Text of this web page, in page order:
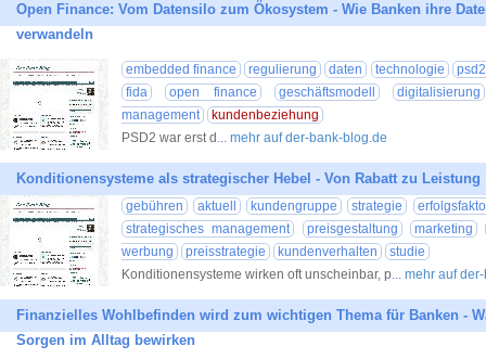
Open Finance: Vom Datensilo zum Ökosystem - Wie Banken ihre
verwandeln
embedded finance regulierung daten technologie
psd2
fida
open finance geschäftsmodell
digitalisierung
management
kundenbeziehung
PSD2 war erst d ... mehr auf der-bank-blog.de
Konditionensysteme als strategischer Hebel - Von Rabatt zu Leistung
gebühren aktuell kundengruppe strategie
strategisches management
preisgestaltung
marketing
werbung
preisstrategie kundenverhalten
studie
Konditionensysteme wirken oft unscheinbar, p... mehr auf
Finanzielles Wohlbefinden wird zum wichtigen Thema für Banken -
Sorgen im Alltag bewirken